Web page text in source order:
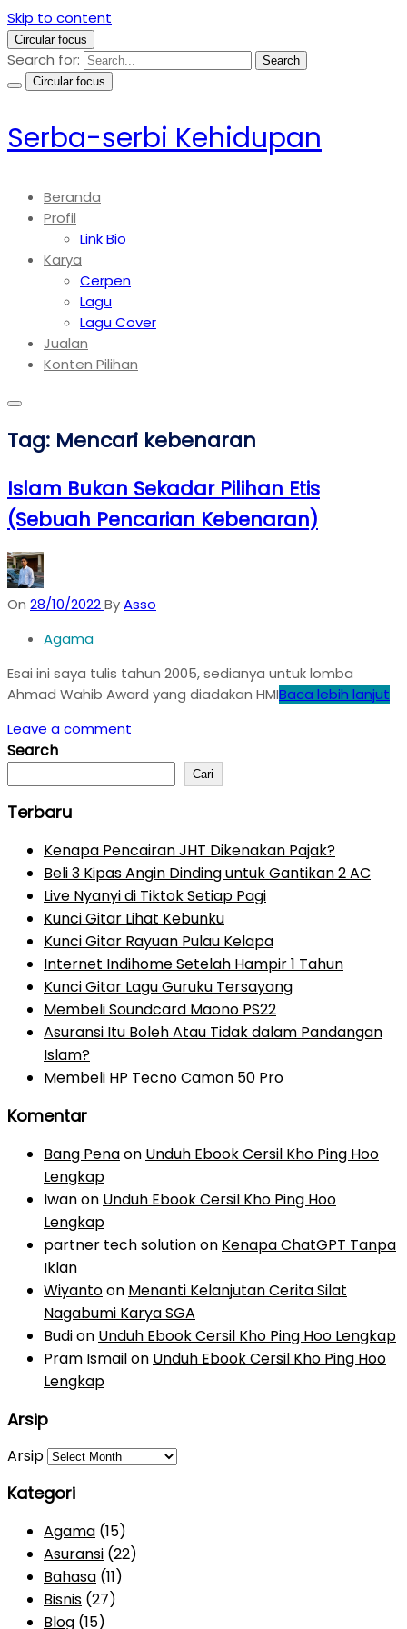
Skip to content
Circular focus
Search for:
Search
Circular focus
Serba-serbi Kehidupan
Beranda
Profil
Link Bio
Karya
Cerpen
Lagu
Lagu Cover
Jualan
Konten Pilihan
Tag: Mencari kebenaran
Islam Bukan Sekadar Pilihan Etis
(Sebuah Pencarian Kebenaran)
On 28/10/2022ByAsso
Agama
Esai ini saya tulis tahun 2005, sedianya untuk lomba
Ahmad Wahib Award yang diadakan HMIBaca lebih lanjut
Leave a comment
Search
Cari
Terbaru
Kenapa Pencairan JHT Dikenakan Pajak?
Beli 3 Kipas Angin Dinding untuk Gantikan 2 AC
Live Nyanyi di Tiktok Setiap Pagi
Kunci Gitar Lihat Kebunku
Kunci Gitar Rayuan Pulau Kelapa
Internet Indihome Setelah Hampir 1 Tahun
Kunci Gitar Lagu Guruku Tersayang
Membeli Soundcard Maono PS22
Asuransi Itu Boleh Atau Tidak dalam Pandangan
Islam?
Membeli HP Tecno Camon 50 Pro
Komentar
Bang Penaon Unduh Ebook Cersil Kho Ping Hoo
Lengkap
Iwanon Unduh Ebook Cersil Kho Ping Hoo
Lengkap
partner tech solutionon Kenapa ChatGPT Tanpa
Iklan
Wiyantoon Menanti Kelanjutan Cerita Silat
Nagabumi Karya SGA
Budion Unduh Ebook Cersil Kho Ping Hoo Lengkap
Pram Ismailon Unduh Ebook Cersil Kho Ping Hoo
Lengkap
Arsip
Arsip
Kategori
Agama (15)
Asuransi (22)
Bahasa (11)
Bisnis (27)
Blog (15)